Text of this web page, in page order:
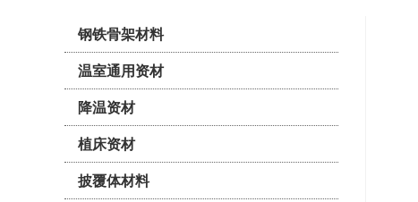
钢铁骨架材料
温室通用资材
降温资材
植床资材
披覆体材料